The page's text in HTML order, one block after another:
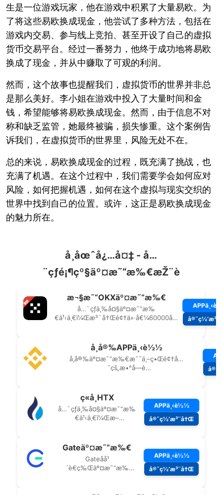
生是一位游戏玩家，他在游戏中积累了大量易欧。为
了将这些易欧换成现金，他尝试了多种方法，包括在
游戏内交易、参与线上竞拍、甚至开设了自己的虚拟
货币交易平台。经过一番努力，他终于成功地将易欧
换成了现金，并从中赚取了可观的利润。
然而，这个故事也提醒我们，虚拟货币的世界并非总
是那么美好。李小姐在游戏中投入了大量时间和金
钱，希望能够将易欧换成现金。然而，由于信息不对
称和缺乏监管，她最终被骗，损失惨重。这个案例告
诉我们，在虚拟货币的世界里，风险无处不在。
总的来说，易欧换成现金的过程，既充满了挑战，也
充满了机遇。在这个过程中，我们需要学会如何应对
风险，如何把握机遇，如何在这个虚拟与现实交织的
世界中找到自己的位置。或许，这正是易欧换成现金
的魅力所在。